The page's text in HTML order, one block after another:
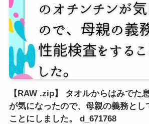
【RAW .zip】 タオルからはみでた
が気になったので、母親の義務とし
ことにしました。 d_671768